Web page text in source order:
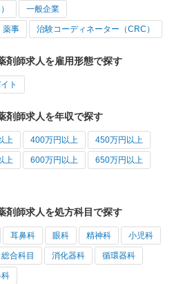
一般企業
薬事 治験コーディネーター（CRC）
剤師求人を雇用形態で探す
ト
剤師求人を年収で探す
上 400万円以上 450万円以上
上 600万円以上 650万円以上
剤師求人を処方科目で探す
耳鼻科 眼科 精神科 小児科
総合科目 消化器科 循環器科